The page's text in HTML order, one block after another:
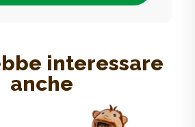
interessare
anche